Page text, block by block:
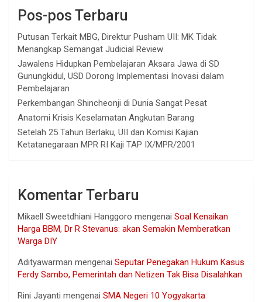
Pos-pos Terbaru
Putusan Terkait MBG, Direktur Pusham UII: MK Tidak
Menangkap Semangat Judicial Review
Jawalens Hidupkan Pembelajaran Aksara Jawa di SD
Gunungkidul, USD Dorong Implementasi Inovasi dalam
Pembelajaran
Perkembangan Shincheonji di Dunia Sangat Pesat
Anatomi Krisis Keselamatan Angkutan Barang
Setelah 25 Tahun Berlaku, UII dan Komisi Kajian
Ketatanegaraan MPR RI Kaji TAP IX/MPR/2001
Komentar Terbaru
Mikaell Sweetdhiani Hanggoro mengenai Soal Kenaikan
Harga BBM, Dr R Stevanus: akan Semakin Memberatkan
Warga DIY
Adityawarman mengenai Seputar Penegakan Hukum Kasus
Ferdy Sambo, Pemerintah dan Netizen Tak Bisa Disalahkan
Rini Jayanti mengenai SMA Negeri 10 Yogyakarta